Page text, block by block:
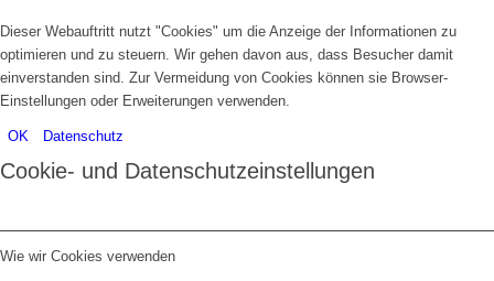
Dieser Webauftritt nutzt "Cookies" um die Anzeige der Informationen zu
optimieren und zu steuern. Wir gehen davon aus, dass Besucher damit
einverstanden sind. Zur Vermeidung von Cookies können sie Browser-
Einstellungen oder Erweiterungen verwenden.
OK Datenschutz
Cookie- und Datenschutzeinstellungen
Wie wir Cookies verwenden